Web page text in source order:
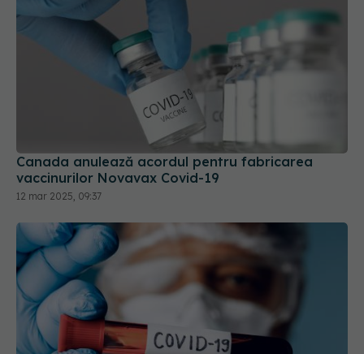
Canada anulează acordul pentru fabricarea
vaccinurilor Novavax Covid-19
12 mar 2025, 09:37